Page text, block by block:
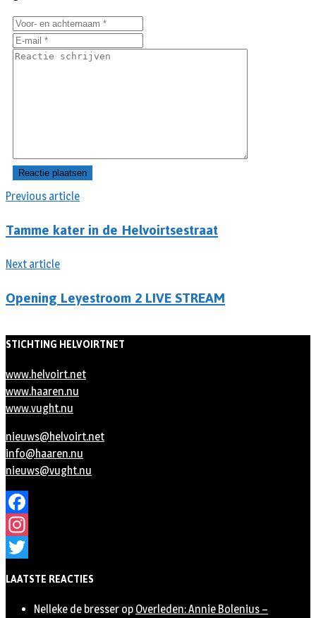
Previous article
Tamme kater in de Helvoirtsestraat
Next article
Opening Leyestroom 2 LIVE STREAM
STICHTING HELVOIRTNET
www.helvoirt.net
www.haaren.nu
www.vught.nu
nieuws@helvoirt.net
info@haaren.nu
nieuws@vught.nu
Facebook
Instagram
LAATSTE REACTIES
Nelleke de bresser op Overleden: Annie Bolenius –